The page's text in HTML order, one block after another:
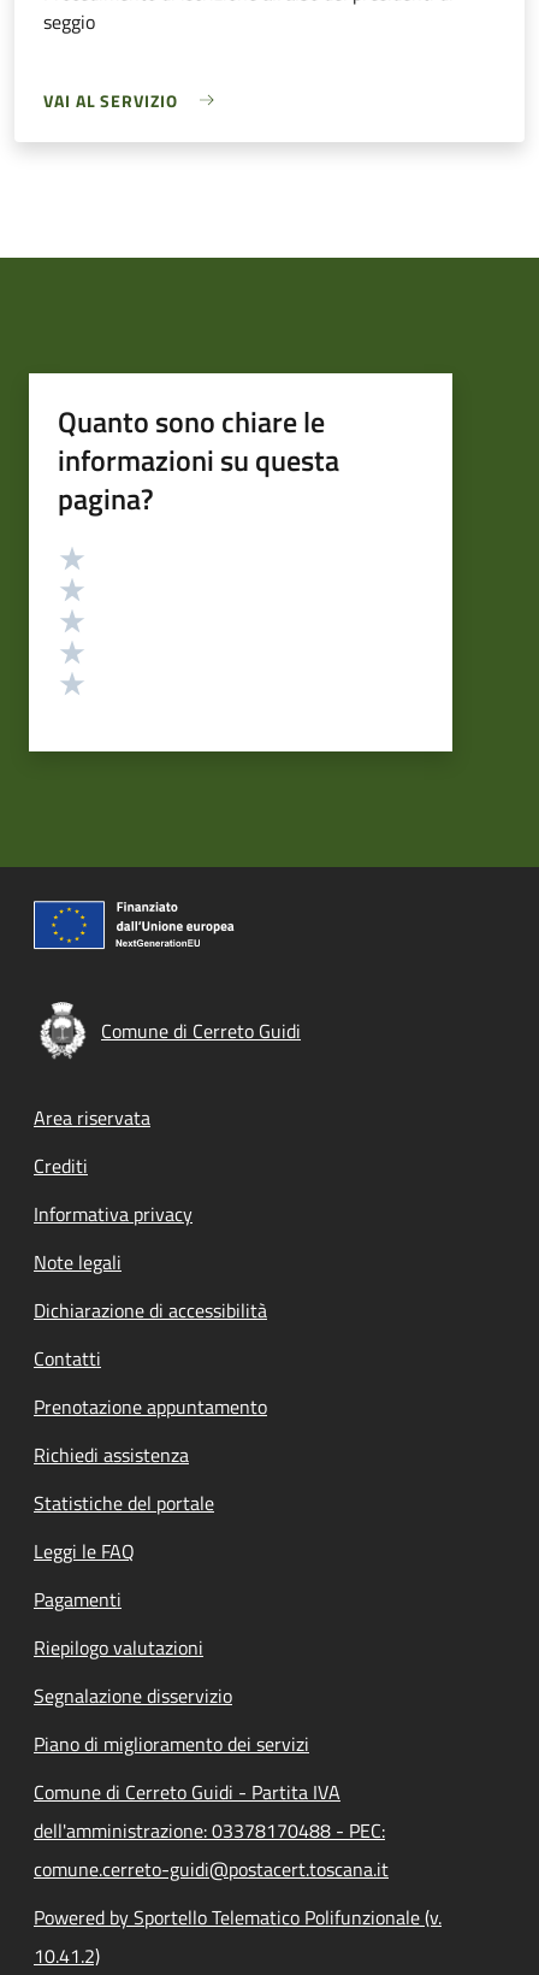
seggio
VAI AL SERVIZIO
Quanto sono chiare le
informazioni su questa
pagina?
Valutazione
Comune di Cerreto Guidi
Footer menu
Area riservata
Crediti
Informativa privacy
Note legali
Dichiarazione di accessibilità
Contatti
Prenotazione appuntamento
Richiedi assistenza
Statistiche del portale
Leggi le FAQ
Pagamenti
Riepilogo valutazioni
Segnalazione disservizio
Piano di miglioramento dei servizi
Comune di Cerreto Guidi - Partita IVA
dell'amministrazione: 03378170488 - PEC:
comune.cerreto-guidi@postacert.toscana.it
Powered by Sportello Telematico Polifunzionale (v.
10.41.2)